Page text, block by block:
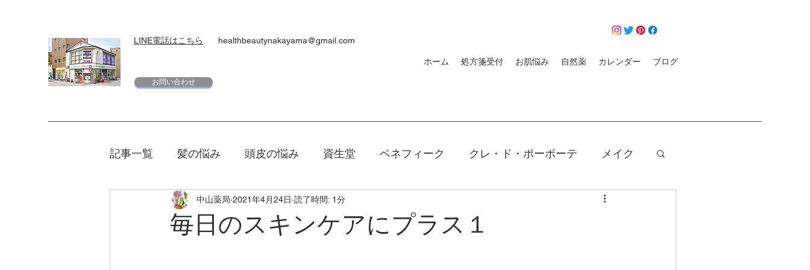
LINE電話はこちら healthbeautynakayama@gmail.com
お問い合わせ
ホーム 処方箋受付 お肌悩み 自然薬 カレンダー ブログ
記事一覧 髪の悩み 頭皮の悩み 資生堂 ベネフィーク クレ・ド・ポーボーテ メイク
スキンケア 下地 日焼け ｄプログラム クレンジング
毎日のスキンケアにプラス１
中山薬局 2021年4月24日 読了時間: 1分